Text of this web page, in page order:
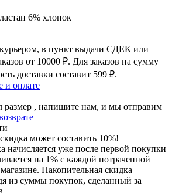
6% хлопок
курьером, в пункт выдачи СДЕК или
от 10000 ₽. Для заказов на сумму
доставки составит 599 ₽.
и оплате
размер , напишите нам, и мы отправим
может составить 10%!
начисляется уже после первой покупки
на 1% с каждой потраченной
Накопительная скидка
из суммы покупок, сделанный за